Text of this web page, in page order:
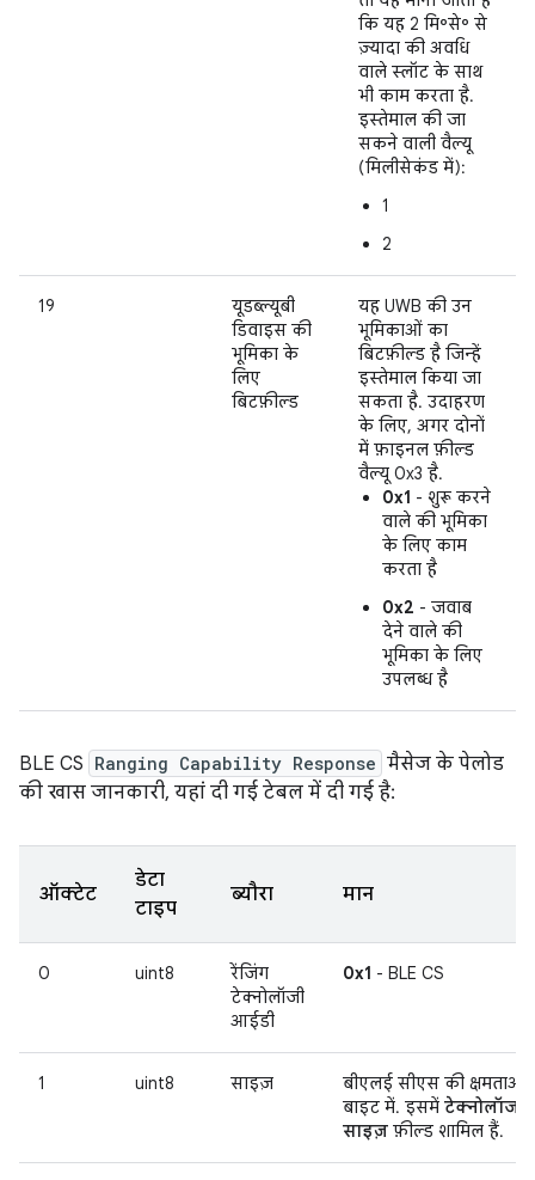
कि यह 2 मि॰से॰ से
ज़्यादा की अवधि
वाले स्लॉट के साथ
भी काम करता है.
इस्तेमाल की जा
सकने वाली वैल्यू
(मिलीसेकंड में):
1
2
19
यूडब्ल्यूबी
डिवाइस की
भूमिका के
लिए
बिटफ़ील्ड
यह UWB की उन
भूमिकाओं का
बिटफ़ील्ड है जिन्हें
इस्तेमाल किया जा
सकता है. उदाहरण
के लिए, अगर दोनों
में फ़ाइनल फ़ील्ड
वैल्यू 0x3 है.
0x1 - शुरू करने
वाले की भूमिका
के लिए काम
करता है
0x2 - जवाब
देने वाले की
भूमिका के लिए
उपलब्ध है
BLE CS Ranging Capability Response मैसेज के पेलोड
की खास जानकारी, यहां दी गई टेबल में दी गई है:
ऑक्टेट
डेटा
टाइप
ब्यौरा मान
0 uint8
रेंजिंग
टेक्नोलॉजी
आईडी
0x1 - BLE CS
1 uint8 साइज़
बीएलई सीएस की क्षमताओं
बाइट में. इसमें टेक्नोलॉजी
साइज़ फ़ील्ड शामिल हैं.